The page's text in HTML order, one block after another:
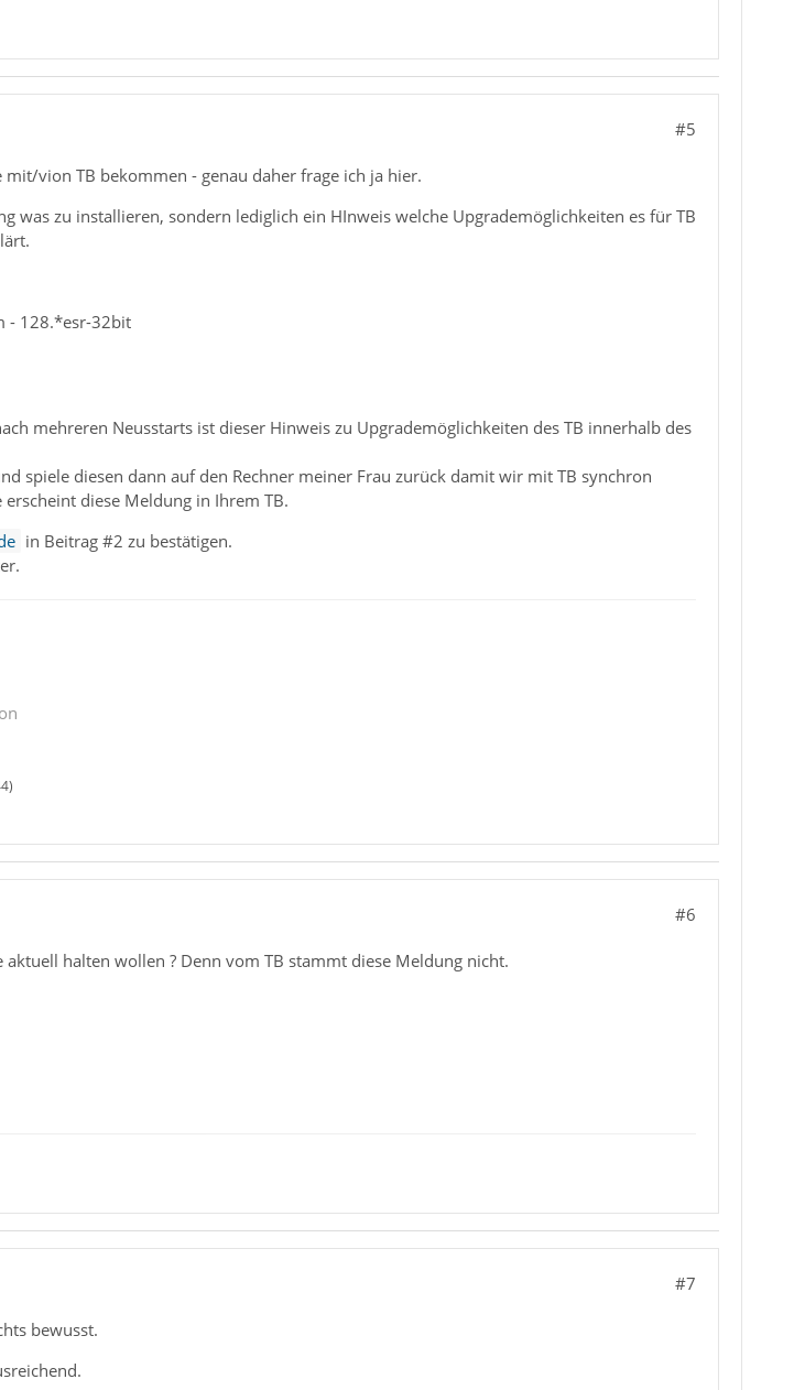
#5
vion TB bekommen - genau daher frage ich ja hier.
was zu installieren, sondern lediglich ein HInweis welche Upgrademöglichkeiten es für TB
- 128.*esr-32bit
mehreren Neusstarts ist dieser Hinweis zu Upgrademöglichkeiten des TB innerhalb des
spiele diesen dann auf den Rechner meiner Frau zurück damit wir mit TB synchron
diese Meldung in Ihrem TB.
in Beitrag #2 zu bestätigen.
)
#6
halten wollen ? Denn vom TB stammt diese Meldung nicht.
#7
bewusst.